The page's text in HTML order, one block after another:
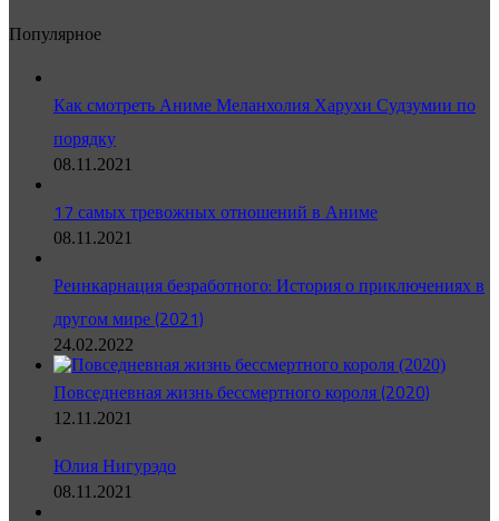
Популярное
Как смотреть Аниме Меланхолия Харухи Судзумии по
порядку
08.11.2021
17 самых тревожных отношений в Аниме
08.11.2021
Реинкарнация безработного: История о приключениях в
другом мире (2021)
24.02.2022
Повседневная жизнь бессмертного короля (2020)
12.11.2021
Юлия Нигурэдо
08.11.2021